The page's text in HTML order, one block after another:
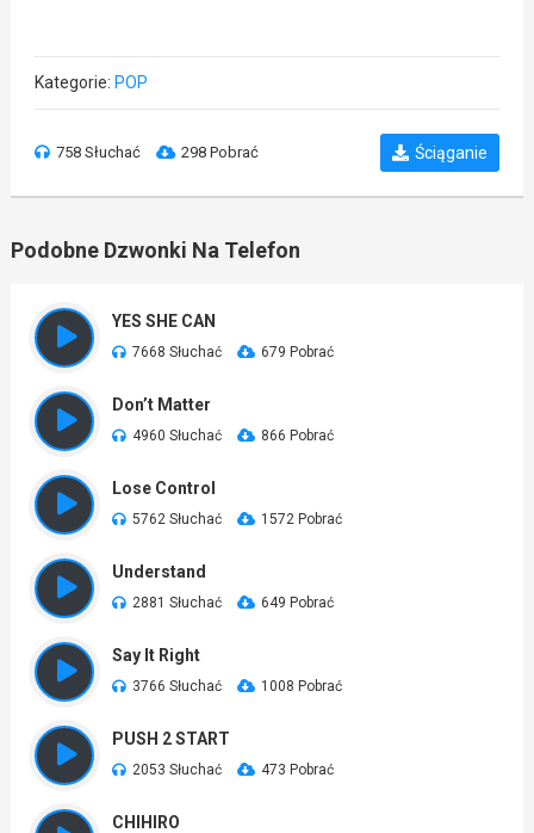
Kategorie: POP
758 Słuchać 298 Pobrać Ściąganie
Podobne Dzwonki Na Telefon
YES SHE CAN
7668 Słuchać 679 Pobrać
Don’t Matter
4960 Słuchać 866 Pobrać
Lose Control
5762 Słuchać 1572 Pobrać
Understand
2881 Słuchać 649 Pobrać
Say It Right
3766 Słuchać 1008 Pobrać
PUSH 2 START
2053 Słuchać 473 Pobrać
CHIHIRO